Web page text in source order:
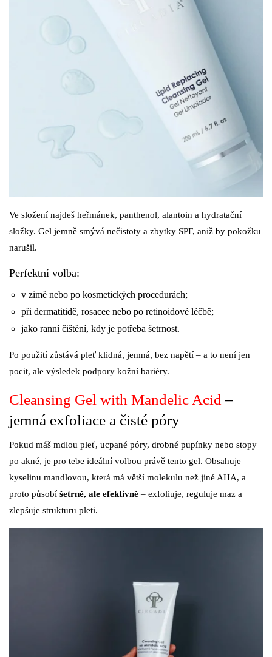
Ve složení najdeš heřmánek, panthenol, alantoin a hydratační
složky. Gel jemně smývá nečistoty a zbytky SPF, aniž by pokožku
narušil.
Perfektní volba:
v zimě nebo po kosmetických procedurách;
při dermatitidě, rosacee nebo po retinoidové léčbě;
jako ranní čištění, kdy je potřeba šetrnost.
Po použití zůstává pleť klidná, jemná, bez napětí – a to není jen
pocit, ale výsledek podpory kožní bariéry.
Cleansing Gel with Mandelic Acid –
jemná exfoliace a čisté póry
Pokud máš mdlou pleť, ucpané póry, drobné pupínky nebo stopy
po akné, je pro tebe ideální volbou právě tento gel. Obsahuje
kyselinu mandlovou, která má větší molekulu než jiné AHA, a
proto působí šetrně, ale efektivně – exfoliuje, reguluje maz a
zlepšuje strukturu pleti.